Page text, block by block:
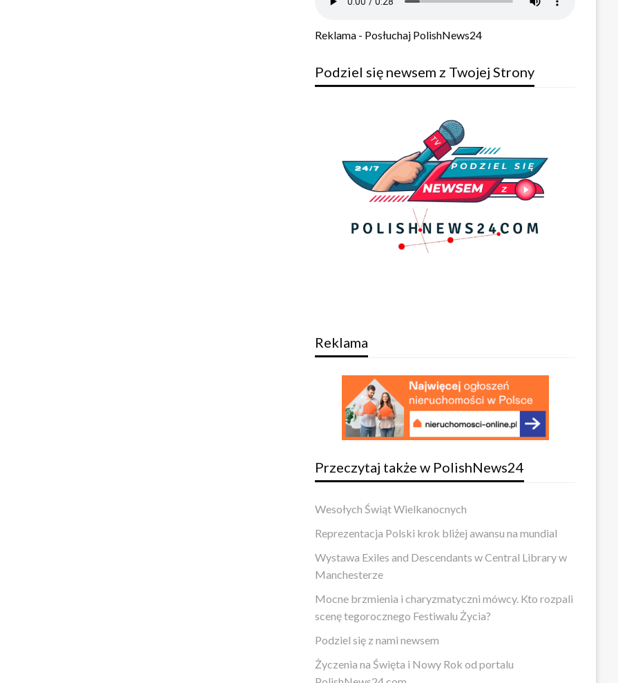
Reklama - Posłuchaj PolishNews24
Podziel się newsem z Twojej Strony
Reklama
Przeczytaj także w PolishNews24
Wesołych Świąt Wielkanocnych
Reprezentacja Polski krok bliżej awansu na mundial
Wystawa Exiles and Descendants w Central Library w
Manchesterze
Mocne brzmienia i charyzmatyczni mówcy. Kto rozpali
scenę tegorocznego Festiwalu Życia?
Podziel się z nami newsem
Życzenia na Święta i Nowy Rok od portalu